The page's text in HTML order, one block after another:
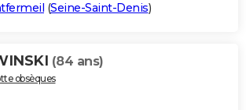
(Seine-Saint-Denis)
(84 ans)
obsèques